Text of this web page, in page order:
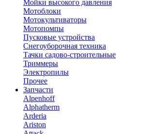
Мойки высокого давления
Мотоблоки
Мотокультиваторы
Мотопомпы
Пусковые устройства
Снегоуборочная техника
Тачки садово-строительные
Триммеры
Электропилы
Прочее
Запчасти
Alpenhoff
Alphatherm
Arderia
Ariston